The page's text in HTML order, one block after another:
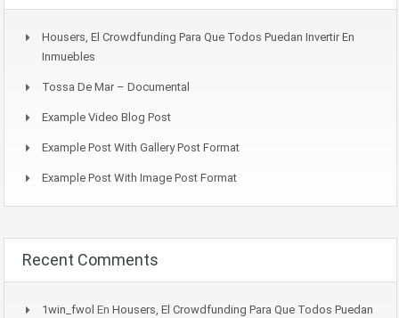
Housers, El Crowdfunding Para Que Todos Puedan Invertir En
Inmuebles
Tossa De Mar – Documental
Example Video Blog Post
Example Post With Gallery Post Format
Example Post With Image Post Format
Recent Comments
1win_fwol En Housers, El Crowdfunding Para Que Todos Puedan